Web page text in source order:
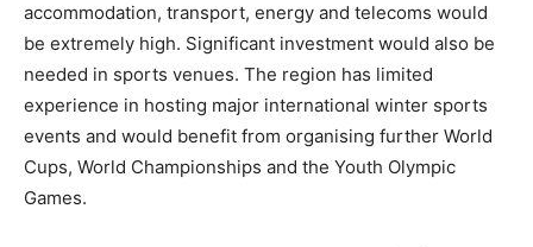
accommodation, transport, energy and telecoms would
be extremely high. Significant investment would also be
needed in sports venues. The region has limited
experience in hosting major international winter sports
events and would benefit from organising further World
Cups, World Championships and the Youth Olympic
Games.